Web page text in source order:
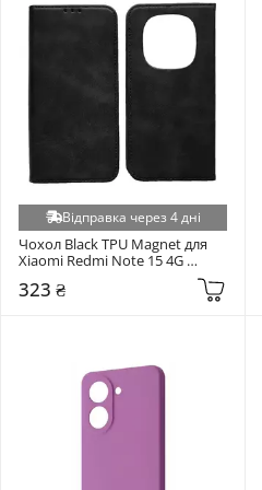
Відправка через 4 дні
Чохол Black TPU Magnet для
Xiaomi Redmi Note 15 4G
(164mm) Black (6913825047)
323 ₴